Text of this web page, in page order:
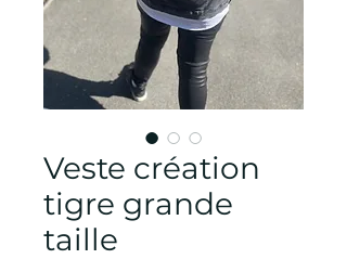
Veste création
tigre grande
taille